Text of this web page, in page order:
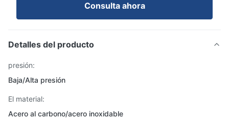
Consulta ahora
Detalles del producto
presión:
Baja/Alta presión
El material:
Acero al carbono/acero inoxidable